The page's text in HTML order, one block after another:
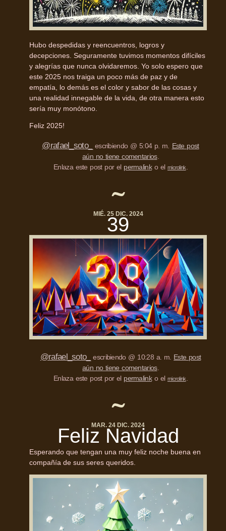
Hubo despedidas y reencuentros, logros y
decepciones. Seguramente tuvimos momentos difíciles
y alegrías que nunca olvidaremos. Yo solo espero que
este 2025 nos traiga un poco más de paz y de
empatía, lo demás es el color y sabor de las cosas y
una realidad innegable de la vida, de otra manera esto
sería muy monótono.
Feliz 2025!
@rafael_soto_ escribiendo @ 5:04 p. m. Este post
aún no tiene comentarios.
Enlaza este post por el permalinko el microlink
MIÉ. 25 DIC. 2024
39
@rafael_soto_ escribiendo @ 10:28 a. m. Este post
aún no tiene comentarios.
Enlaza este post por el permalinko el microlink.
MAR. 24 DIC. 2024
Feliz Navidad
Esperando que tengan una muy feliz noche buena en
compañía de sus seres queridos.